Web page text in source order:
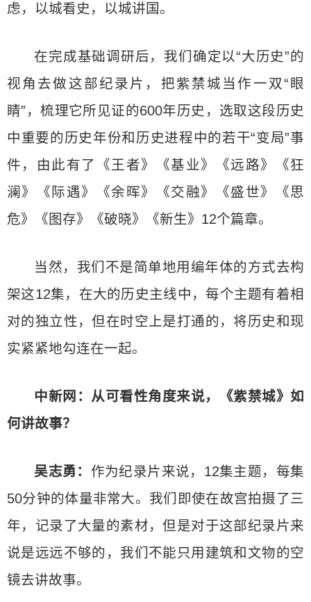
虑，以城看史，以城讲国。
在完成基础调研后，我们确定以“大历史”的
视角去做这部纪录片，把紫禁城当作一双“眼
睛”，梳理它所见证的600年历史，选取这段历史
中重要的历史年份和历史进程中的若干“变局”事
件，由此有了《王者》《基业》《远路》《狂
澜》《际遇》《余晖》《交融》《盛世》《思
危》《图存》《破晓》《新生》12个篇章。
当然，我们不是简单地用编年体的方式去构
架这12集，在大的历史主线中，每个主题有着相
对的独立性，但在时空上是打通的，将历史和现
实紧紧地勾连在一起。
中新网：从可看性角度来说，《紫禁城》如
何讲故事？
吴志勇： 作为纪录片来说，12集主题，每集
50分钟的体量非常大。我们即使在故宫拍摄了三
年，记录了大量的素材，但是对于这部纪录片来
说是远远不够的，我们不能只用建筑和文物的空
镜去讲故事。